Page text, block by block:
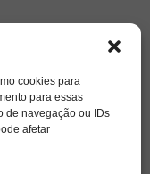
cookies para
para essas
de navegação ou IDs
afetar
filme
livro